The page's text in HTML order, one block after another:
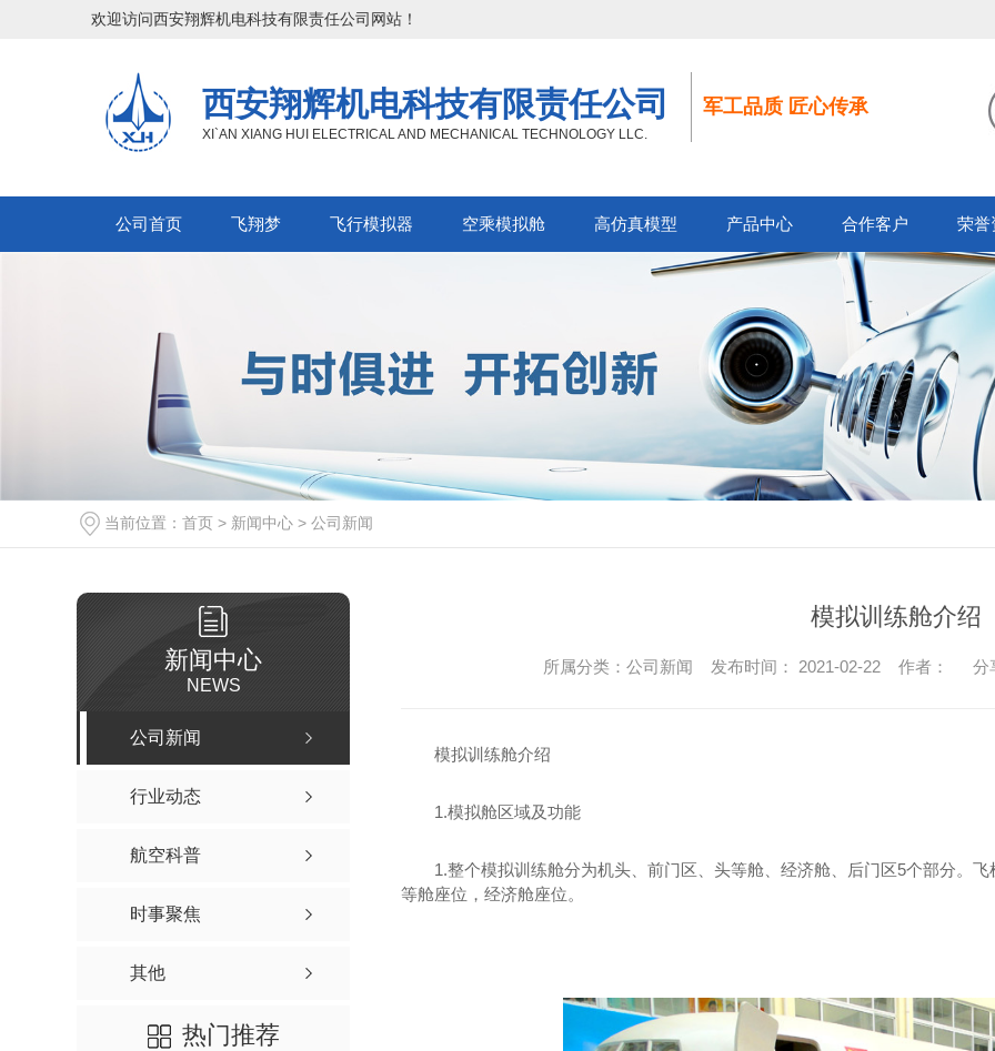
欢迎访问西安翔辉机电科技有限责任公司网站！
西安翔辉机电科技有限责任公司
XI`AN XIANG HUI ELECTRICAL AND MECHANICAL TECHNOLOGY LLC.
军工品质 匠心传承
公司首页 飞翔梦 飞行模拟器 空乘模拟舱 高仿真模型 产品中心 合作客户 荣誉
当前位置： 首页 > 新闻中心 > 公司新闻
新闻中心
NEWS
公司新闻
行业动态
航空科普
时事聚焦
其他
热门推荐
模拟训练舱介绍
所属分类：公司新闻 发布时间： 2021-02-22 作者： 分
模拟训练舱介绍
1.模拟舱区域及功能
1.整个模拟训练舱分为机头、前门区、头等舱、经济舱、后门区5个部分。
等舱座位，经济舱座位。